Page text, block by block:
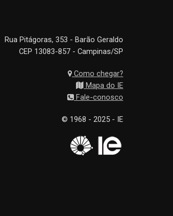
Rua Pitágoras, 353 - Barão Geraldo
CEP 13083-857 - Campinas/SP
Como chegar?
Mapa do IE
Fale-conosco
© 1968 - 2025 - IE